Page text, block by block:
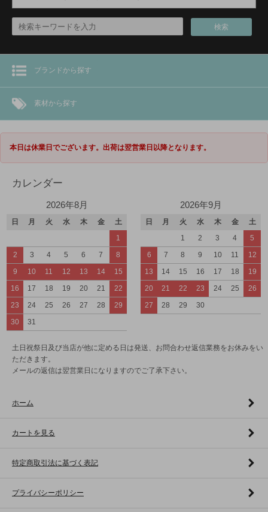
検索
ブランドから探す
素材から探す
本日は休業日でございます。出荷は翌営業日以降となります。
カレンダー
2026年8月
日 月 火 水 木 金
土
1
2
3 4 5 6 7
8
9
10 11 12 13 14
15
16
17 18 19 20 21
22
23
24 25 26 27 28
29
30
31
2026年9月
日 月 火 水 木 金
土
1
2 3 4
5
6
7 8 9 10 11
12
13
14 15 16 17 18
19
20
21 22 23 24 25
26
27
28 29 30
土日祝祭日及び当店が他に定める日は発送、お問合わせ返信業務をお休みをい
ただきます。
メールの返信は翌営業日になりますのでご了承下さい。
ホーム
カートを見る
特定商取引法に基づく表記
プライバシーポリシー